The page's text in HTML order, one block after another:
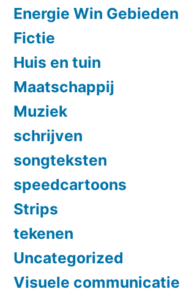
Energie Win Gebieden
Fictie
Huis en tuin
Maatschappij
Muziek
schrijven
songteksten
speedcartoons
Strips
tekenen
Uncategorized
Visuele communicatie